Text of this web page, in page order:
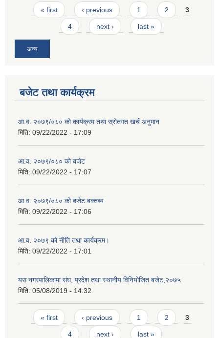
Pages
« first ‹ previous 1 2 3
4 next › last »
अन्य
बजेट तथा कार्यक्रम
आ.व. २०७९/०८० को कार्यक्रम तथा स्रोतगत खर्च अनुमान
मिति: 09/22/2022 - 17:09
आ.व. २०७९/०८० को बजेट
मिति: 09/22/2022 - 17:07
आ.व. २०७९/०८० को बजेट बक्तब्य
मिति: 09/22/2022 - 17:06
आ.व. २०७९ को नीति तथा कार्यक्रम।
मिति: 09/22/2022 - 17:01
यस नगरपालिकामा संघ, प्रदेश तथा स्थानीय विनियोजित बजेट,२०७५
मिति: 05/08/2019 - 14:32
Pages
« first ‹ previous 1 2 3
4 next › last »